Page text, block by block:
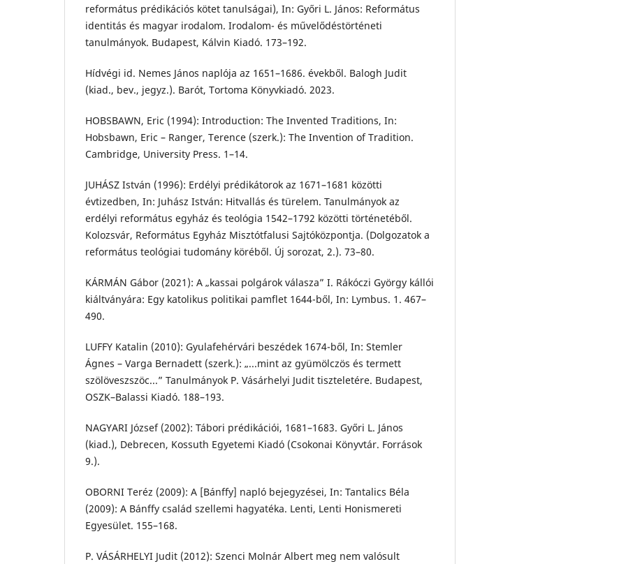
református prédikációs kötet tanulságai), In: Győri L. János: Református
identitás és magyar irodalom. Irodalom- és művelődéstörténeti
tanulmányok. Budapest, Kálvin Kiadó. 173–192.
Hídvégi id. Nemes János naplója az 1651–1686. évekből. Balogh Judit
(kiad., bev., jegyz.). Barót, Tortoma Könyvkiadó. 2023.
HOBSBAWN, Eric (1994): Introduction: The Invented Traditions, In:
Hobsbawn, Eric – Ranger, Terence (szerk.): The Invention of Tradition.
Cambridge, University Press. 1–14.
JUHÁSZ István (1996): Erdélyi prédikátorok az 1671–1681 közötti
évtizedben, In: Juhász István: Hitvallás és türelem. Tanulmányok az
erdélyi református egyház és teológia 1542–1792 közötti történetéből.
Kolozsvár, Református Egyház Misztótfalusi Sajtóközpontja. (Dolgozatok a
református teológiai tudomány köréből. Új sorozat, 2.). 73–80.
KÁRMÁN Gábor (2021): A „kassai polgárok válasza” I. Rákóczi György kállói
kiáltványára: Egy katolikus politikai pamflet 1644-ből, In: Lymbus. 1. 467–
490.
LUFFY Katalin (2010): Gyulafehérvári beszédek 1674-ből, In: Stemler
Ágnes – Varga Bernadett (szerk.): „...mint az gyümölczös és termett
szölöveszszöc...” Tanulmányok P. Vásárhelyi Judit tiszteletére. Budapest,
OSZK–Balassi Kiadó. 188–193.
NAGYARI József (2002): Tábori prédikációi, 1681–1683. Győri L. János
(kiad.), Debrecen, Kossuth Egyetemi Kiadó (Csokonai Könyvtár. Források
9.).
OBORNI Teréz (2009): A [Bánffy] napló bejegyzései, In: Tantalics Béla
(2009): A Bánffy család szellemi hagyatéka. Lenti, Lenti Honismereti
Egyesület. 155–168.
P. VÁSÁRHELYI Judit (2012): Szenci Molnár Albert meg nem valósult